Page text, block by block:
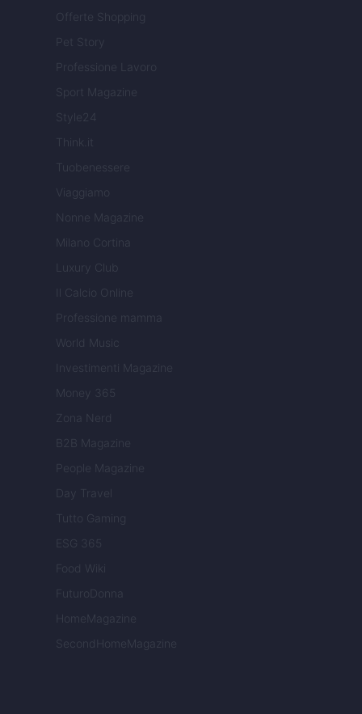
Offerte Shopping
Pet Story
Professione Lavoro
Sport Magazine
Style24
Think.it
Tuobenessere
Viaggiamo
Nonne Magazine
Milano Cortina
Luxury Club
Il Calcio Online
Professione mamma
World Music
Investimenti Magazine
Money 365
Zona Nerd
B2B Magazine
People Magazine
Day Travel
Tutto Gaming
ESG 365
Food Wiki
FuturoDonna
HomeMagazine
SecondHomeMagazine